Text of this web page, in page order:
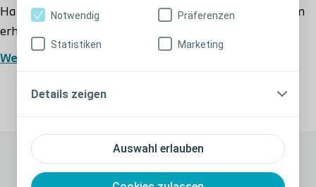
Auswahl erlauben
Notwendig Präferenzen
Statistiken Marketing
Details zeigen
Hautschutzring ist in den Stärken 2,0mm und 4,2mm
erhältlich.
Probleme mit Leckagen, Hautirritation oder Geruch?
Weiterlesen
Passende Produkte